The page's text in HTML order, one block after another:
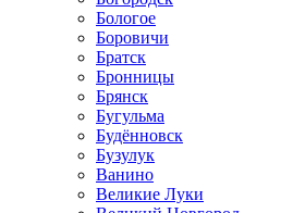
Бологое
Боровичи
Братск
Бронницы
Брянск
Бугульма
Будённовск
Бузулук
Ванино
Великие Луки